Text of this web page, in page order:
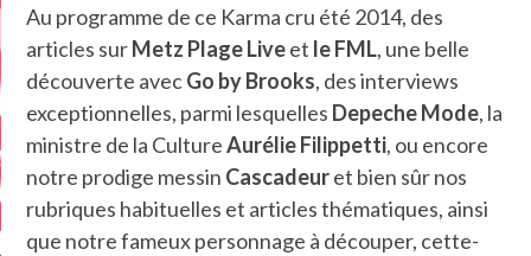
Au programme de ce Karma cru été 2014, des
articles surMetz Plage Liveet le FML, une belle
découverte avecGo by Brooks, des interviews
exceptionnelles, parmi lesquelles Depeche Mode, la
ministre de la CultureAurélie Filippetti, ou encore
notre prodige messin Cascadeuret bien sûr nos
rubriques habituelles et articles thématiques, ainsi
que notre fameux personnage à découper, cette-